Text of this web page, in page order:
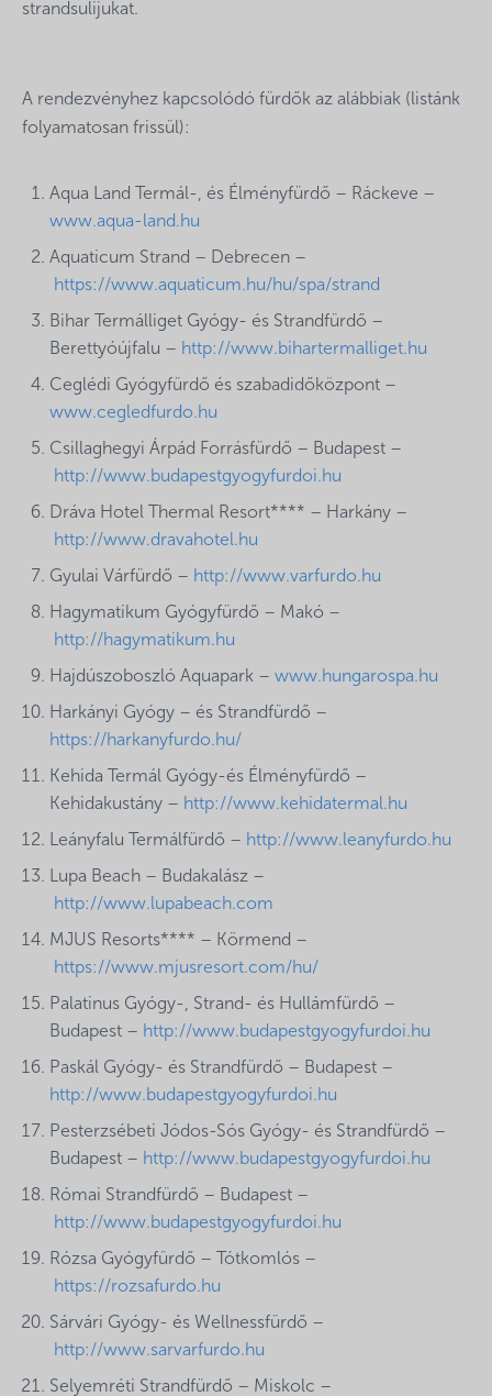
strandsulijukat.
A rendezvényhez kapcsolódó fürdők az alábbiak (listánk
folyamatosan frissül):
Aqua Land Termál-, és Élményfürdő – Ráckeve –
www.aqua-land.hu
Aquaticum Strand – Debrecen –
https://www.aquaticum.hu/hu/spa/strand
Bihar Termálliget Gyógy- és Strandfürdő –
Berettyóújfalu – http://www.bihartermalliget.hu
Ceglédi Gyógyfürdő és szabadidőközpont –
www.cegledfurdo.hu
Csillaghegyi Árpád Forrásfürdő – Budapest –
http://www.budapestgyogyfurdoi.hu
Dráva Hotel Thermal Resort**** – Harkány –
http://www.dravahotel.hu
Gyulai Várfürdő – http://www.varfurdo.hu
Hagymatikum Gyógyfürdő – Makó –
http://hagymatikum.hu
Hajdúszoboszló Aquapark – www.hungarospa.hu
Harkányi Gyógy – és Strandfürdő –
https://harkanyfurdo.hu/
Kehida Termál Gyógy-és Élményfürdő –
Kehidakustány – http://www.kehidatermal.hu
Leányfalu Termálfürdő – http://www.leanyfurdo.hu
Lupa Beach – Budakalász –
http://www.lupabeach.com
MJUS Resorts**** – Körmend –
https://www.mjusresort.com/hu/
Palatinus Gyógy-, Strand- és Hullámfürdő –
Budapest – http://www.budapestgyogyfurdoi.hu
Paskál Gyógy- és Strandfürdő – Budapest –
http://www.budapestgyogyfurdoi.hu
Pesterzsébeti Jódos-Sós Gyógy- és Strandfürdő –
Budapest – http://www.budapestgyogyfurdoi.hu
Római Strandfürdő – Budapest –
http://www.budapestgyogyfurdoi.hu
Rózsa Gyógyfürdő – Tótkomlós –
https://rozsafurdo.hu
Sárvári Gyógy- és Wellnessfürdő –
http://www.sarvarfurdo.hu
Selyemréti Strandfürdő – Miskolc –